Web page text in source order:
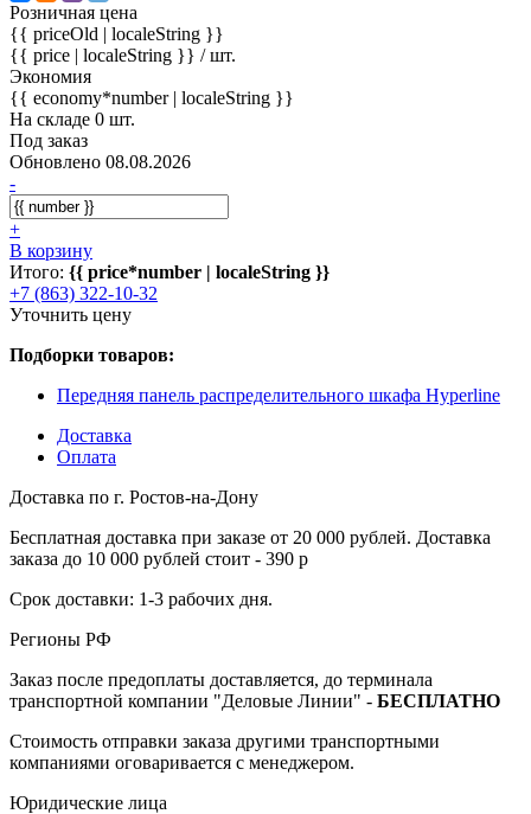
Розничная цена
{{ priceOld | localeString }}
{{ price | localeString }} / шт.
Экономия
{{ economy*number | localeString }}
На складе 0 шт.
Под заказ
Обновлено 08.08.2026
-
+
В корзину
Итого: {{ price*number | localeString }}
+7 (863) 322-10-32
Уточнить цену
Подборки товаров:
Передняя панель распределительного шкафа Hyperline
Доставка
Оплата
Доставка по г. Ростов-на-Дону
Бесплатная доставка при заказе от 20 000 рублей. Доставка
заказа до 10 000 рублей стоит - 390 р
Срок доставки: 1-3 рабочих дня.
Регионы РФ
Заказ после предоплаты доставляется, до терминала
транспортной компании "Деловые Линии" - БЕСПЛАТНО
Стоимость отправки заказа другими транспортными
компаниями оговаривается с менеджером.
Юридические лица